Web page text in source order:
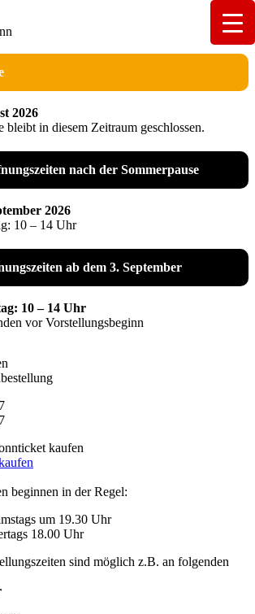
2026
bleibt in diesem Zeitraum geschlossen.
nach der Sommerpause
2026
10 – 14 Uhr
ab dem 3. September
10 – 14 Uhr
vor Vorstellungsbeginn
kaufen
beginnen in der Regel:
um 19.30 Uhr
18.00 Uhr
sind möglich z.B. an folgenden